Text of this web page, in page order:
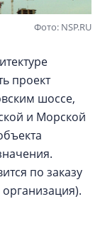
Фото: NSP.RU
проект
шоссе,
и Морской
по заказу